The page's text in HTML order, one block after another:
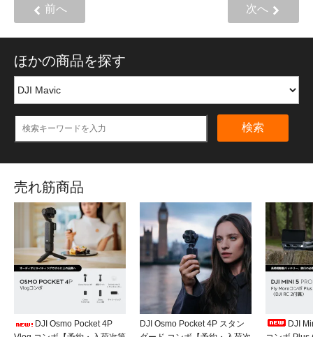
前へ 次へ
ほかの商品を探す
検索
売れ筋商品
DJI Osmo Pocket 4P
DJI Osmo Pocket 4P スタン
DJI